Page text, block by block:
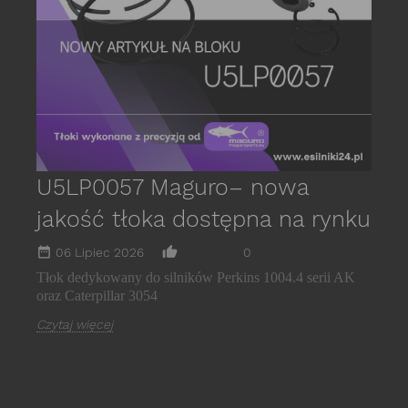
U5LP0057 Maguro– nowa
jakość tłoka dostępna na rynku
date_range 06 Lipiec 2026 thumb_up_alt 0
Tłok dedykowany do silników Perkins 1004.4 serii AK
oraz Caterpillar 3054
Czytaj więcej